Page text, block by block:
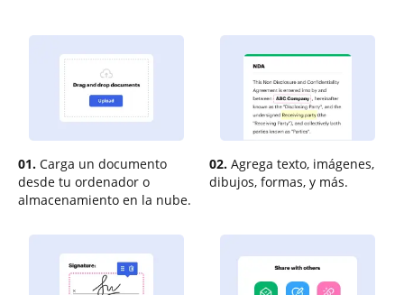
01. Carga un documento
desde tu ordenador o
almacenamiento en la nube.
02. Agrega texto, imágenes,
dibujos, formas, y más.